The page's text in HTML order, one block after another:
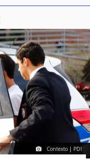
Contexto | PDI